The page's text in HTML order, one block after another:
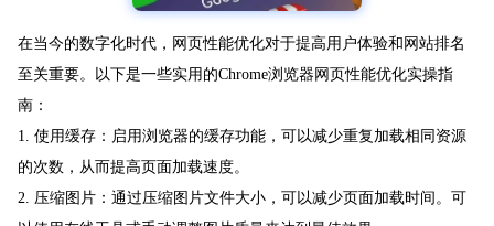
在当今的数字化时代，网页性能优化对于提高用户体验和网站排名
至关重要。以下是一些实用的Chrome浏览器网页性能优化实操指
南：
1. 使用缓存：启用浏览器的缓存功能，可以减少重复加载相同资源
的次数，从而提高页面加载速度。
2. 压缩图片：通过压缩图片文件大小，可以减少页面加载时间。可